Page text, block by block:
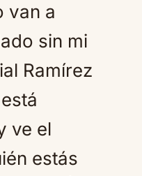
van a
sin mi
Ramírez
ve el
estás